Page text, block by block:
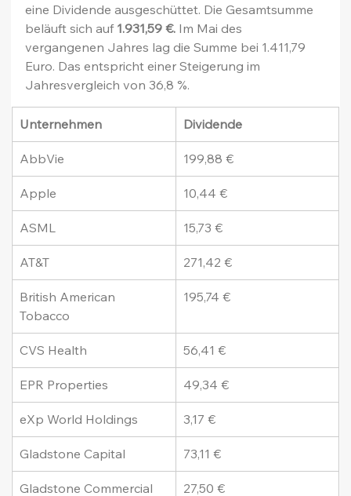
eine Dividende ausgeschüttet. Die Gesamtsumme
beläuft sich auf 1.931,59 €. Im Mai des
vergangenen Jahres lag die Summe bei 1.411,79
Euro. Das entspricht einer Steigerung im
Jahresvergleich von 36,8 %.
Unternehmen Dividende
AbbVie 199,88 €
Apple 10,44 €
ASML 15,73 €
AT&T 271,42 €
British American
Tobacco
195,74 €
CVS Health 56,41 €
EPR Properties 49,34 €
eXp World Holdings 3,17 €
Gladstone Capital 73,11 €
Gladstone Commercial 27,50 €